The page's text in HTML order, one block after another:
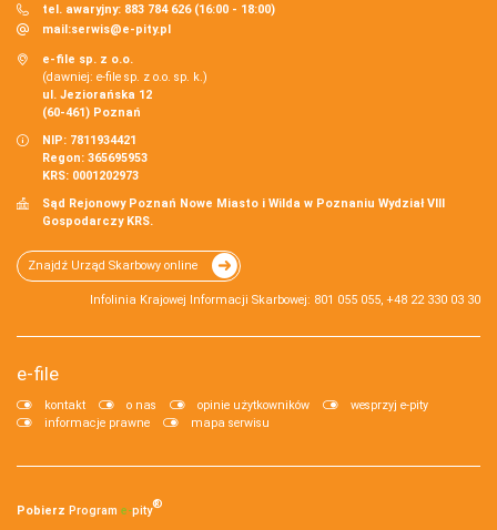
tel. awaryjny: 883 784 626 (16:00 - 18:00)
mail:serwis@e-pity.pl
e-file sp. z o.o.
(dawniej: e-file sp. z o.o. sp. k.)
ul. Jeziorańska 12
(60-461) Poznań
NIP: 7811934421
Regon: 365695953
KRS: 0001202973
Sąd Rejonowy Poznań Nowe Miasto i Wilda w Poznaniu Wydział VIII
Gospodarczy KRS.
Znajdź Urząd Skarbowy online
Infolinia Krajowej Informacji Skarbowej: 801 055 055, +48 22 330 03 30
e-file
kontakt o nas opinie użytkowników
wesprzyj e-pity
informacje prawne
mapa serwisu
Pobierz Program e‑pity®